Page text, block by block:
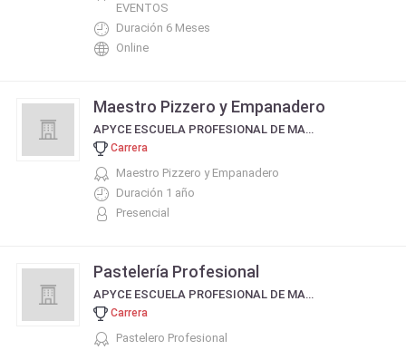
EVENTOS
Duración 6 Meses
Online
Maestro Pizzero y Empanadero
APYCE ESCUELA PROFESIONAL DE MAESTROS PIZZEROS EMPANADEROS Y COCINEROS
Carrera
Maestro Pizzero y Empanadero
Duración 1 año
Presencial
Pastelería Profesional
APYCE ESCUELA PROFESIONAL DE MAESTROS PIZZEROS EMPANADEROS Y COCINEROS
Carrera
Pastelero Profesional